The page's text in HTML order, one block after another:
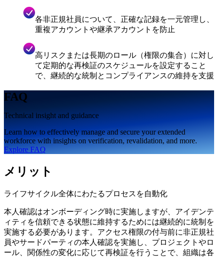
各非正規社員について、正確な記録を一元管理し、
重複アカウントや継承アカウントを防止
高リスクまたは長期のロール（権限の集合）に対し
て定期的な再検証のスケジュールを設定すること
で、継続的な統制とコンプライアンスの維持を支援
FAQ
Technical insight and guidance
Learn how to effectively manage and secure your extended
workforce with insights on verification, revalidation, and more.
Explore FAQ
メリット
ライフサイクル全体にわたるプロセスを自動化
本人確認はオンボーディング時に実施しますが、アイデンテ
ィティを信頼できる状態に維持するためには継続的に統制を
実施する必要があります。アクセス権限の付与前に非正規社
員やサードパーティの本人確認を実施し、プロジェクトやロ
ール、関係性の変化に応じて再検証を行うことで、組織は各